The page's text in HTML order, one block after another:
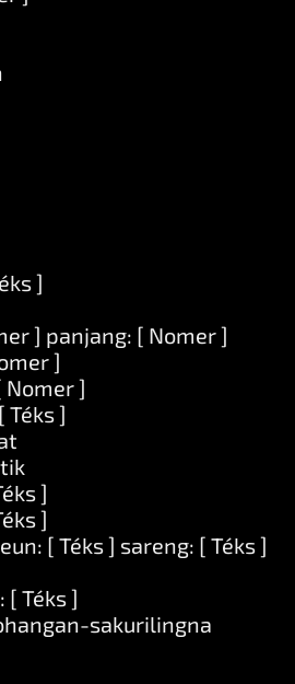
]
] panjang: [ Nomer ]
]
Nomer ]
Téks ]
]
]
[ Téks ] sareng: [ Téks ]
[ Téks ]
sakurilingna